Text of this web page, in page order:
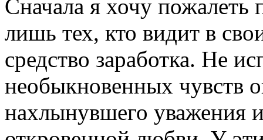
Сначала я хочу пожалеть
лишь тех, кто видит в
средство заработка. Не
необыкновенных чувств
нахлынувшего уважения